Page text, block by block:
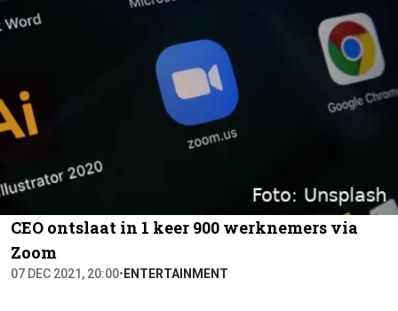
CEO ontslaat in 1 keer 900 werknemers via
Zoom
07 DEC 2021, 20:00• ENTERTAINMENT